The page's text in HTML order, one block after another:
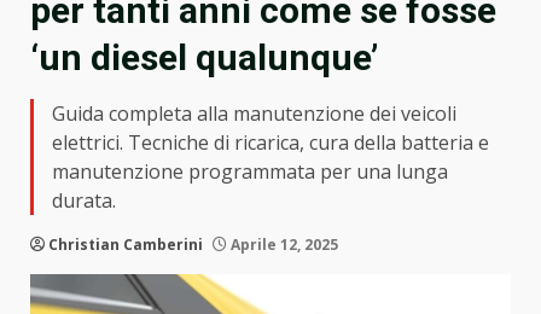
per tanti anni come se fosse
‘un diesel qualunque’
Guida completa alla manutenzione dei veicoli
elettrici. Tecniche di ricarica, cura della batteria e
manutenzione programmata per una lunga
durata.
Christian Camberini Aprile 12, 2025